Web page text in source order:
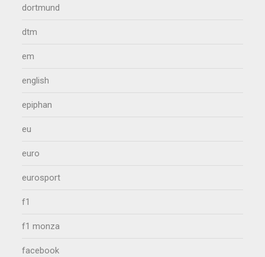
dortmund
dtm
em
english
epiphan
eu
euro
eurosport
f1
f1 monza
facebook